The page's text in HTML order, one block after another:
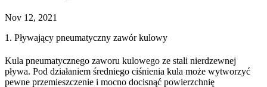
Nov 12, 2021
1. Pływający pneumatyczny zawór kulowy
Kula pneumatycznego zaworu kulowego ze stali nierdzewnej
pływa. Pod działaniem średniego ciśnienia kula może wytworzyć
pewne przemieszczenie i mocno docisnąć powierzchnię